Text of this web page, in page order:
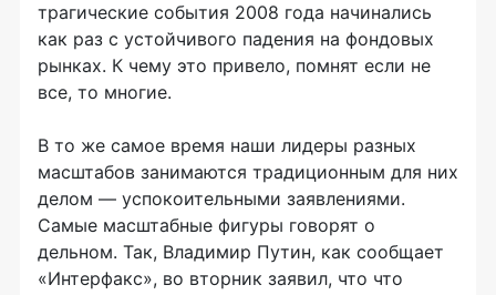
трагические события 2008 года начинались
как раз с устойчивого падения на фондовых
рынках. К чему это привело, помнят если не
все, то многие.
В то же самое время наши лидеры разных
масштабов занимаются традиционным для них
делом — успокоительными заявлениями.
Самые масштабные фигуры говорят о
дельном. Так, Владимир Путин, как сообщает
«Интерфакс», во вторник заявил, что что